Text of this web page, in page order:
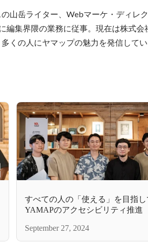
山岳ライター、Webマーケ・ディレ
編集界隈の業務に従事。現在は株式会
くの人にヤマップの魅力を発信してい
すべての人の「使える」を目指し
YAMAPのアクセシビリティ推進
September 27, 2024